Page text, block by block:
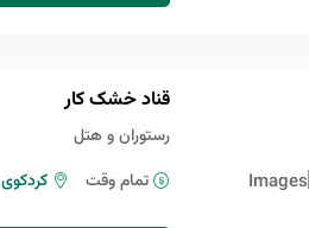
قناد خشک کار
رستوران و هتل
تمام وقت
کردکوی